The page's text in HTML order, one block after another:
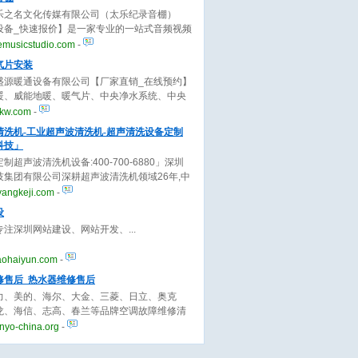
之名文化传媒有限公司（太乐纪录音棚）
备_快速报价】是一家专业的一站式音频视频
公司，业务包含录音、音乐制作、混音、编
摄制作等，欢迎来电！
-
片安装
源暖通设备有限公司【厂家直销_在线预约】
、威能地暖、暖气片、中央净水系统、中央
风系统安装、售后于一体，技术专业，产品
价格实惠，欢迎来电咨询！
-
洗机-工业超声波清洗机-超声清洗设备定制
」
制超声波清洗机设备:400-700-6880」深圳
集团有限公司深耕超声波清洗机领域26年,中
清洗机十大品牌厂家,供应各类家用.工业超声
-
注深圳网站建设、网站开发、
-
售后_热水器维修售后
、美的、海尔、大金、三菱、日立、奥克
、海信、志高、春兰等品牌空调故障维修清
养,空调移机拆装等提供上门服务,原厂配件,
china.org -